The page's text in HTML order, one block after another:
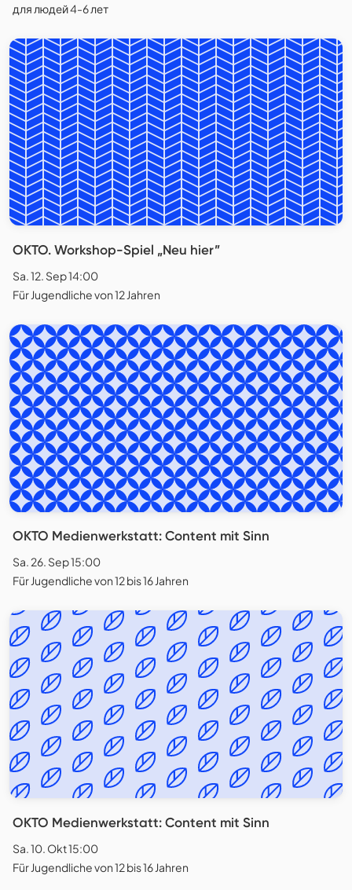
для людей 4-6 лет
OKTO. Workshop-Spiel „Neu hier”
Sa. 12. Sep 14:00
Für Jugendliche von 12 Jahren
OKTO Medienwerkstatt: Content mit Sinn
Sa. 26. Sep 15:00
Für Jugendliche von 12 bis 16 Jahren
OKTO Medienwerkstatt: Content mit Sinn
Sa. 10. Okt 15:00
Für Jugendliche von 12 bis 16 Jahren